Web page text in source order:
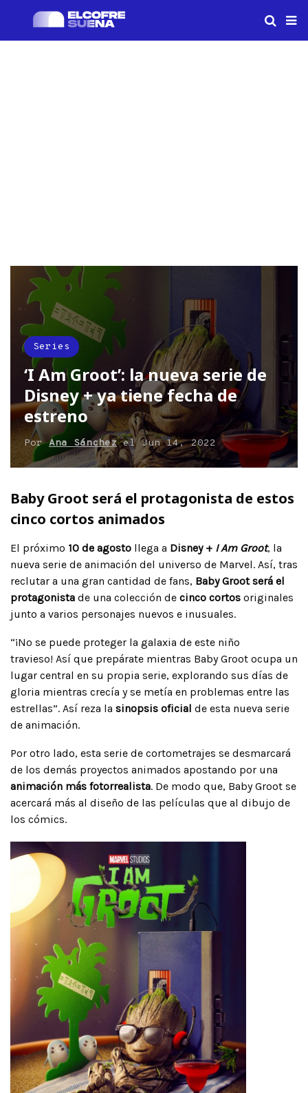
Series
‘I Am Groot’: la nueva serie de
Disney + ya tiene fecha de
estreno
PorAna SánchezelJun 14, 2022
Baby Groot será el protagonista de estos
cinco cortos animados
El próximo 10 de agosto llega a Disney + I Am Groot, la
nueva serie de animación del universo de Marvel. Así, tras
reclutar a una gran cantidad de fans, Baby Groot será el
protagonista de una colección de cinco cortos originales
junto a varios personajes nuevos e inusuales.
“¡No se puede proteger la galaxia de este niño
travieso! Así que prepárate mientras Baby Groot ocupa un
lugar central en su propia serie, explorando sus días de
gloria mientras crecía y se metía en problemas entre las
estrellas”. Así reza la sinopsis oficial de esta nueva serie
de animación.
Por otro lado, esta serie de cortometrajes se desmarcará
de los demás proyectos animados apostando por una
animación más fotorrealista. De modo que, Baby Groot se
acercará más al diseño de las películas que al dibujo de
los cómics.